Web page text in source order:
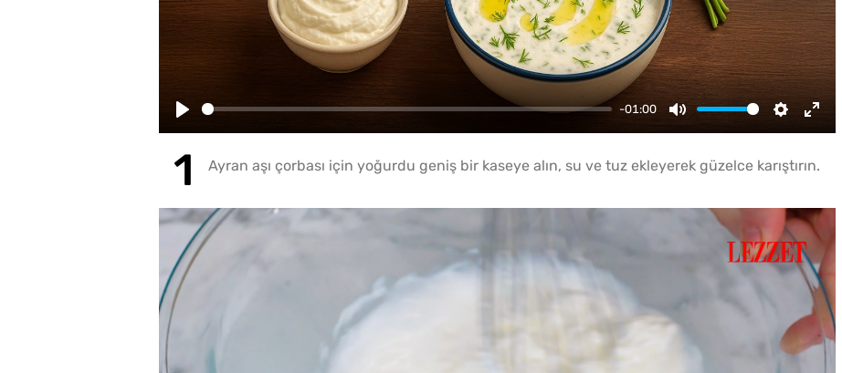
Play
-01:00
Mute Settings
Enter
Ayran aşı çorbası için yoğurdu geniş bir kaseye alın, su ve tuz ekleyerek güzelce karıştırın.